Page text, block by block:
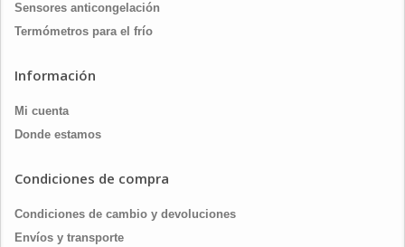
Sensores anticongelación
Termómetros para el frío
Información
Mi cuenta
Donde estamos
Condiciones de compra
Condiciones de cambio y devoluciones
Envíos y transporte